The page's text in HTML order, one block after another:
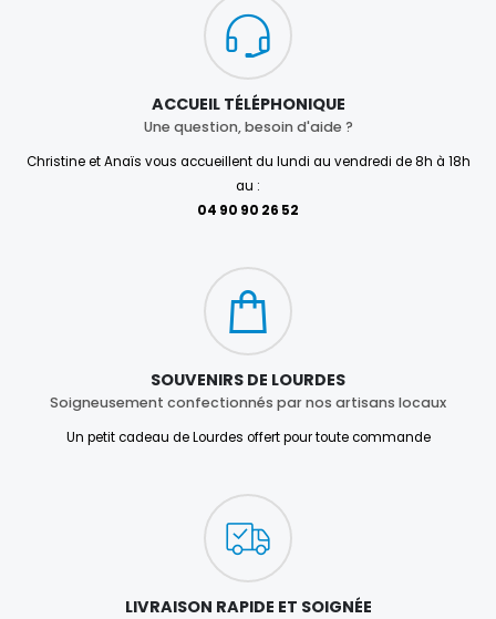
ACCUEIL TÉLÉPHONIQUE
Une question, besoin d'aide ?
Christine et Anaïs vous accueillent du lundi au vendredi de 8h à 18h
au :
04 90 90 26 52
SOUVENIRS DE LOURDES
Soigneusement confectionnés par nos artisans locaux
Un petit cadeau de Lourdes offert pour toute commande
LIVRAISON RAPIDE ET SOIGNÉE